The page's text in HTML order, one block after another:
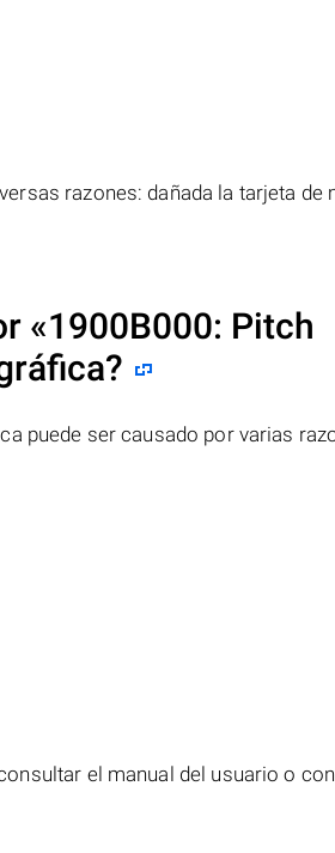
razones: dañada la tarjeta de
«1900B000: Pitch
puede ser causado por varias
el manual del usuario o